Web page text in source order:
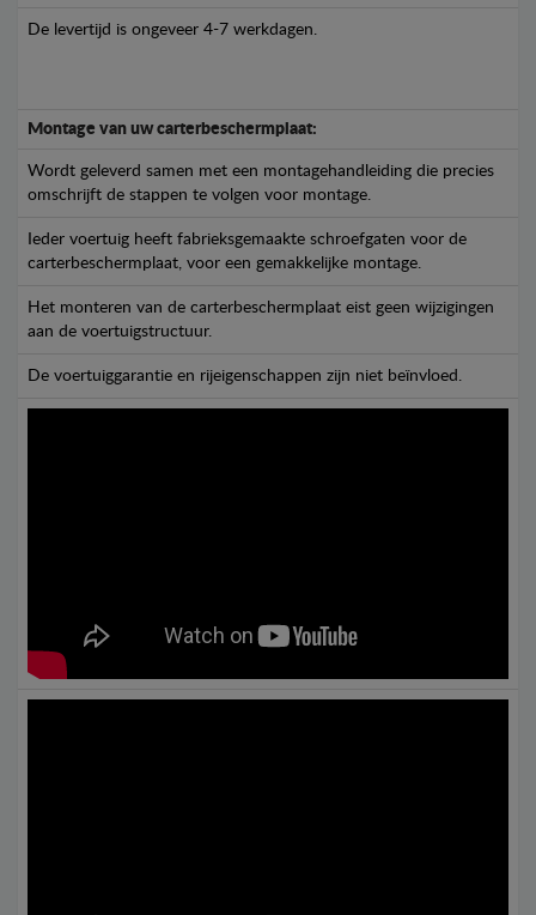
De levertijd is ongeveer 4-7 werkdagen.
Montage van uw carterbeschermplaat:
Wordt geleverd samen met een montagehandleiding die precies
omschrijft de stappen te volgen voor montage.
Ieder voertuig heeft fabrieksgemaakte schroefgaten voor de
carterbeschermplaat, voor een gemakkelijke montage.
Het monteren van de carterbeschermplaat eist geen wijzigingen
aan de voertuigstructuur.
De voertuiggarantie en rijeigenschappen zijn niet beïnvloed.